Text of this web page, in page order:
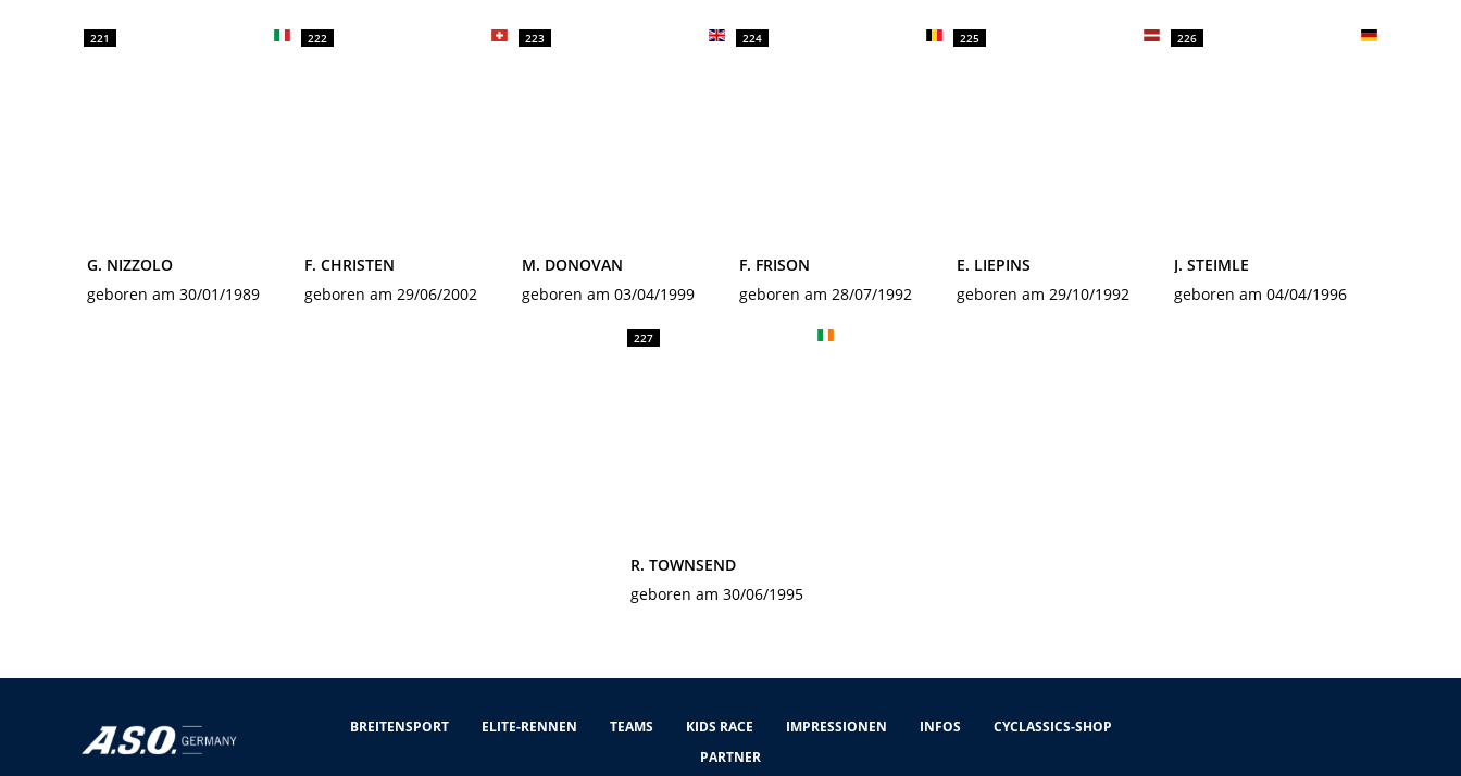
221
G. NIZZOLO
geboren am 30/01/1989
222
F. CHRISTEN
geboren am 29/06/2002
223
M. DONOVAN
geboren am 03/04/1999
224
F. FRISON
geboren am 28/07/1992
225
E. LIEPINS
geboren am 29/10/1992
226
J. STEIMLE
geboren am 04/04/1996
227
R. TOWNSEND
geboren am 30/06/1995
BREITENSPORT ELITE-RENNEN TEAMS KIDS RACE IMPRESSIONEN INFOS
CYCLASSICS-SHOP
PARTNER